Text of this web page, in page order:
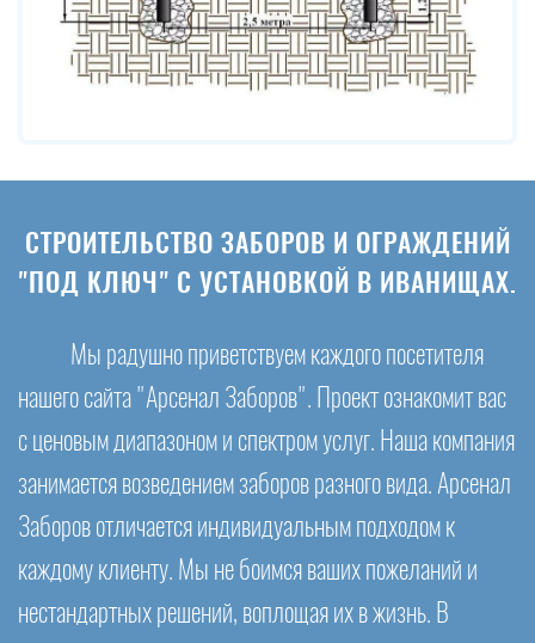
СТРОИТЕЛЬСТВО ЗАБОРОВ И ОГРАЖДЕНИЙ
"ПОД КЛЮЧ" С УСТАНОВКОЙ В ИВАНИЩАХ.
Мы радушно приветствуем каждого посетителя
нашего сайта "Арсенал Заборов". Проект ознакомит вас
с ценовым диапазоном и спектром услуг. Наша компания
занимается возведением заборов разного вида. Арсенал
Заборов отличается индивидуальным подходом к
каждому клиенту. Мы не боимся ваших пожеланий и
нестандартных решений, воплощая их в жизнь. В